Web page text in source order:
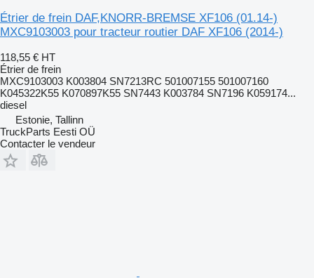
Étrier de frein DAF,KNORR-BREMSE XF106 (01.14-)
MXC9103003 pour tracteur routier DAF XF106 (2014-)
118,55 € HT
Étrier de frein
MXC9103003 K003804 SN7213RC 501007155 501007160
K045322K55 K070897K55 SN7443 K003784 SN7196 K059174...
diesel
Estonie, Tallinn
TruckParts Eesti OÜ
Contacter le vendeur